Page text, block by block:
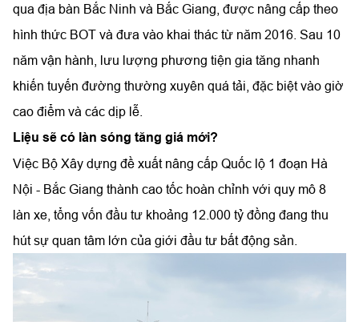
qua địa bàn Bắc Ninh và Bắc Giang, được nâng cấp theo
hình thức BOT và đưa vào khai thác từ năm 2016. Sau 10
năm vận hành, lưu lượng phương tiện gia tăng nhanh
khiến tuyến đường thường xuyên quá tải, đặc biệt vào giờ
cao điểm và các dịp lễ.
Liệu sẽ có làn sóng tăng giá mới?
Việc Bộ Xây dựng đề xuất nâng cấp Quốc lộ 1 đoạn Hà
Nội - Bắc Giang thành cao tốc hoàn chỉnh với quy mô 8
làn xe, tổng vốn đầu tư khoảng 12.000 tỷ đồng đang thu
hút sự quan tâm lớn của giới đầu tư bất động sản.